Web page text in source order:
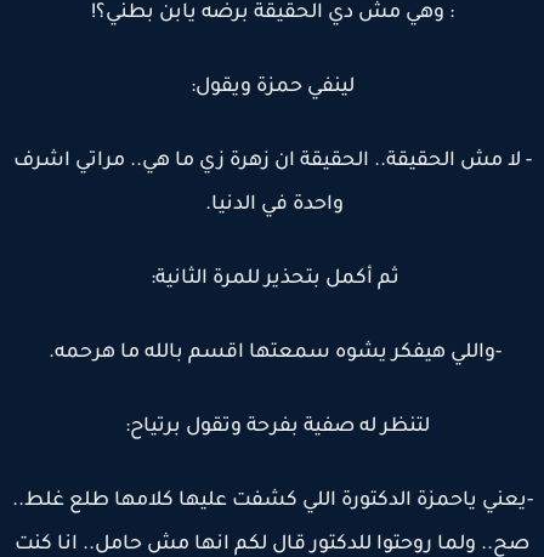
: وهي مش دي الحقيقة برضه يابن بطني؟!
لينفي حمزة ويقول:
مش الحقيقة.. الحقيقة ان زهرة زي ما هي.. مراتي اشرف
واحدة في الدنيا.
ثم أكمل بتحذير للمرة الثانية:
-واللي هيفكر يشوه سمعتها اقسم بالله ما هرحمه.
لتنظر له صفية بفرحة وتقول برتياح:
ياحمزة الدكتورة اللي كشفت عليها كلامها طلع غلط..
ولما روحتوا للدكتور قال لكم انها مش حامل.. انا كنت